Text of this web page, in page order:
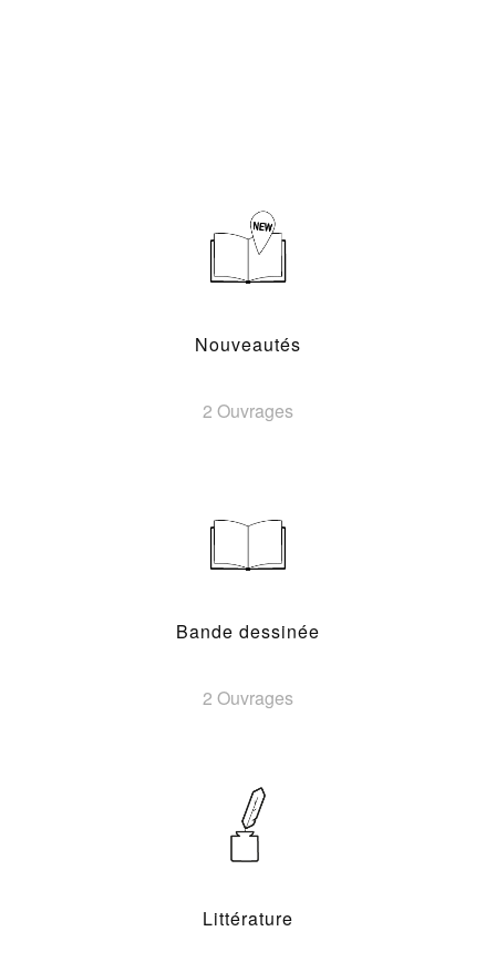
Nouveautés
2 Ouvrages
Bande dessinée
2 Ouvrages
Littérature